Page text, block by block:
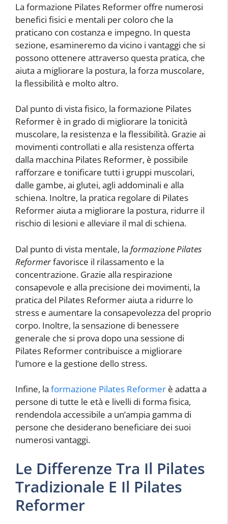
La formazione Pilates Reformer offre numerosi
benefici fisici e mentali per coloro che la
praticano con costanza e impegno. In questa
sezione, esamineremo da vicino i vantaggi che si
possono ottenere attraverso questa pratica, che
aiuta a migliorare la postura, la forza muscolare,
la flessibilità e molto altro.
Dal punto di vista fisico, la formazione Pilates
Reformer è in grado di migliorare la tonicità
muscolare, la resistenza e la flessibilità. Grazie ai
movimenti controllati e alla resistenza offerta
dalla macchina Pilates Reformer, è possibile
rafforzare e tonificare tutti i gruppi muscolari,
dalle gambe, ai glutei, agli addominali e alla
schiena. Inoltre, la pratica regolare di Pilates
Reformer aiuta a migliorare la postura, ridurre il
rischio di lesioni e alleviare il mal di schiena.
Dal punto di vista mentale, la formazione Pilates
Reformerfavorisce il rilassamento e la
concentrazione. Grazie alla respirazione
consapevole e alla precisione dei movimenti, la
pratica del Pilates Reformer aiuta a ridurre lo
stress e aumentare la consapevolezza del proprio
corpo. Inoltre, la sensazione di benessere
generale che si prova dopo una sessione di
Pilates Reformer contribuisce a migliorare
l’umore e la gestione dello stress.
Infine, la formazione Pilates Reformer è adatta a
persone di tutte le età e livelli di forma fisica,
rendendola accessibile a un’ampia gamma di
persone che desiderano beneficiare dei suoi
numerosi vantaggi.
Le Differenze Tra Il Pilates
Tradizionale E Il Pilates
Reformer